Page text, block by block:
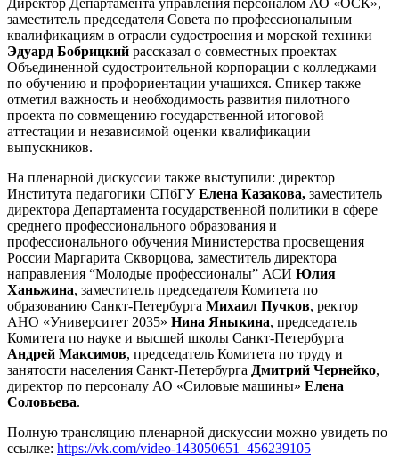
Директор Департамента управления персоналом АО «ОСК»,
заместитель председателя Совета по профессиональным
квалификациям в отрасли судостроения и морской техники
Эдуард Бобрицкий рассказал о совместных проектах
Объединенной судостроительной корпорации с колледжами
по обучению и профориентации учащихся. Спикер также
отметил важность и необходимость развития пилотного
проекта по совмещению государственной итоговой
аттестации и независимой оценки квалификации
выпускников.
На пленарной дискуссии также выступили: директор
Института педагогики СПбГУЕлена Казакова, заместитель
директора Департамента государственной политики в сфере
среднего профессионального образования и
профессионального обучения Министерства просвещения
России Маргарита Скворцова, заместитель директора
направления “Молодые профессионалы” АСИ Юлия
Ханьжина, заместитель председателя Комитета по
образованию Санкт-Петербурга Михаил Пучков, ректор
АНО «Университет 2035» Нина Яныкина, председатель
Комитета по науке и высшей школы Санкт-Петербурга
Андрей Максимов, председатель Комитета по труду и
занятости населения Санкт-Петербурга Дмитрий Чернейко,
директор по персоналу АО «Силовые машины» Елена
Соловьева.
Полную трансляцию пленарной дискуссии можно увидеть по
ссылке: https://vk.com/video-143050651_456239105